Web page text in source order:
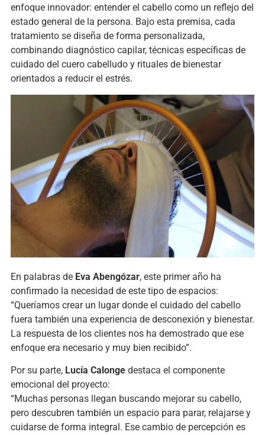
enfoque innovador: entender el cabello como un reflejo del
estado general de la persona. Bajo esta premisa, cada
tratamiento se diseña de forma personalizada,
combinando diagnóstico capilar, técnicas específicas de
cuidado del cuero cabelludo y rituales de bienestar
orientados a reducir el estrés.
En palabras de Eva Abengózar, este primer año ha
confirmado la necesidad de este tipo de espacios:
“Queríamos crear un lugar donde el cuidado del cabello
fuera también una experiencia de desconexión y bienestar.
La respuesta de los clientes nos ha demostrado que ese
enfoque era necesario y muy bien recibido”.
Por su parte, Lucía Calongedestaca el componente
emocional del proyecto:
“Muchas personas llegan buscando mejorar su cabello,
pero descubren también un espacio para parar, relajarse y
cuidarse de forma integral. Ese cambio de percepción es